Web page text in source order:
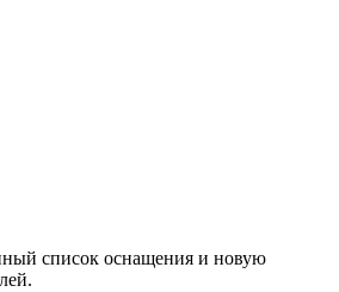
список оснащения и новую